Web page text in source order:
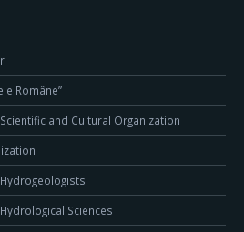
Române”
and Cultural Organization
Sciences